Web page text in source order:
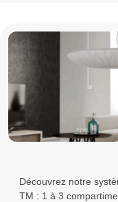
Découvrez notre
TM : 1 à 3